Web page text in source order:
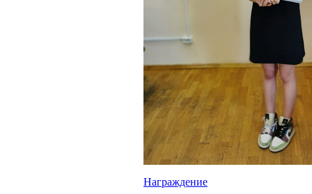
Награждение